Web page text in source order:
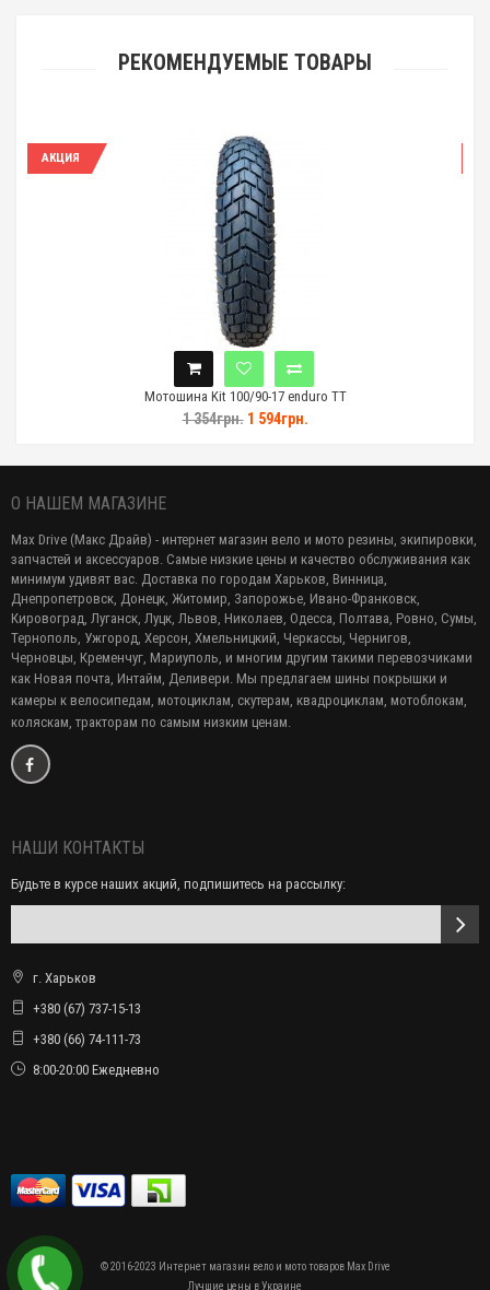
РЕКОМЕНДУЕМЫЕ ТОВАРЫ
АКЦИЯ
Мотошина Kit 100/90-17 enduro TT
1 354грн.1 594грн.
О НАШЕМ МАГАЗИНЕ
Max Drive (Макс Драйв) - интернет магазин вело и мото резины, экипировки,
запчастей и аксессуаров. Самые низкие цены и качество обслуживания как
минимум удивят вас. Доставка по городам Харьков, Винница,
Днепропетровск, Донецк, Житомир, Запорожье, Ивано-Франковск,
Кировоград, Луганск, Луцк, Львов, Николаев, Одесса, Полтава, Ровно, Сумы,
Тернополь, Ужгород, Херсон, Хмельницкий, Черкассы, Чернигов,
Черновцы, Кременчуг, Мариуполь, и многим другим такими перевозчиками
как Новая почта, Интайм, Деливери. Мы предлагаем шины покрышки и
камеры к велосипедам, мотоциклам, скутерам, квадроциклам, мотоблокам,
коляскам, тракторам по самым низким ценам.
НАШИ КОНТАКТЫ
Будьте в курсе наших акций, подпишитесь на рассылку:
г. Харьков
+380 (67) 737-15-13
+380 (66) 74-111-73
8:00-20:00 Ежедневно
© 2016-2023 Интернет магазин вело и мото товаров Max Drive
Лучшие цены в Украине